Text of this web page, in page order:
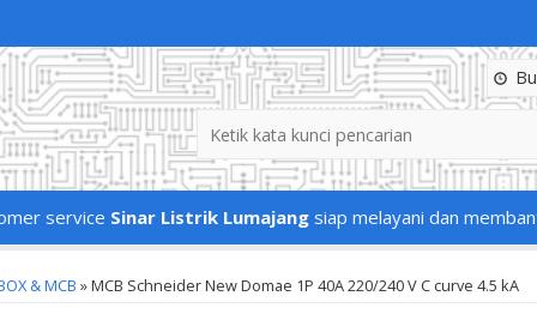
service Sinar Listrik Lumajang siap melayani dan
& MCB »MCB Schneider New Domae 1P 40A 220/240 V C curve 4.5 kA